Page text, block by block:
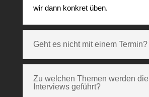
wir dann konkret üben.
Geht es nicht mit einem Termin?
Zu welchen Themen werden die
Interviews geführt?